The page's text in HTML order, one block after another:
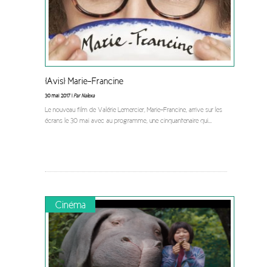
[Avis] Marie-Francine
30 mai 2017 |Par Nalexa
Le nouveau film de Valérie Lemercier, Marie-Francine, arrive sur les
écrans le 30 mai avec au programme, une cinquantenaire qui...
Cinéma